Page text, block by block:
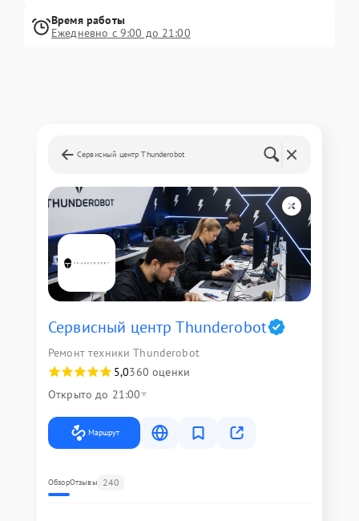
Время работы
Ежедневно с 9:00 до 21:00
Сервисный центр Thunderobot
Сервисный центр Thunderobot
Ремонт техники Thunderobot
5,0360 оценки
Открыто до 21:00
Маршрут
ОбзорОтзывы 240